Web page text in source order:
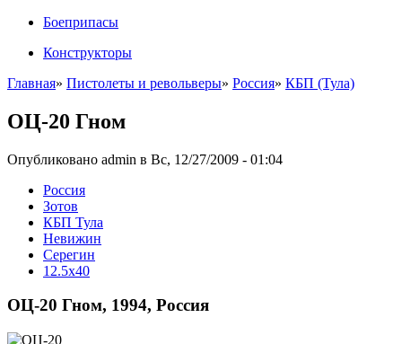
Боеприпасы
Конструкторы
Главная» Пистолеты и револьверы» Россия» КБП (Тула)
ОЦ-20 Гном
Опубликовано admin в Вс, 12/27/2009 - 01:04
Росcия
Зотов
КБП Тула
Невижин
Серегин
12.5x40
ОЦ-20 Гном, 1994, Россия